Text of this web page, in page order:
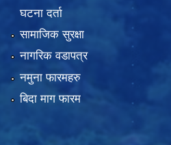
घटना दर्ता
सामाजिक सुरक्षा
नागरिक वडापत्र
नमुना फारमहरु
बिदा माग फारम